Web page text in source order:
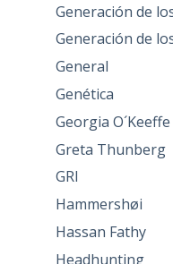
Generación de
Generación de
General
Genética
Georgia O´Keeffe
Greta Thunberg
GRI
Hammershøi
Hassan Fathy
Headhunting